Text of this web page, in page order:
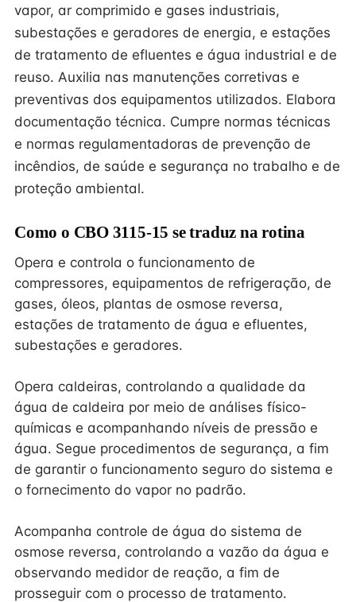
vapor, ar comprimido e gases industriais,
subestações e geradores de energia, e estações
de tratamento de efluentes e água industrial e de
reuso. Auxilia nas manutenções corretivas e
preventivas dos equipamentos utilizados. Elabora
documentação técnica. Cumpre normas técnicas
e normas regulamentadoras de prevenção de
incêndios, de saúde e segurança no trabalho e de
proteção ambiental.
Como o CBO 3115-15 se traduz na rotina
Opera e controla o funcionamento de
compressores, equipamentos de refrigeração, de
gases, óleos, plantas de osmose reversa,
estações de tratamento de água e efluentes,
subestações e geradores.
Opera caldeiras, controlando a qualidade da
água de caldeira por meio de análises físico-
químicas e acompanhando níveis de pressão e
água. Segue procedimentos de segurança, a fim
de garantir o funcionamento seguro do sistema e
o fornecimento do vapor no padrão.
Acompanha controle de água do sistema de
osmose reversa, controlando a vazão da água e
observando medidor de reação, a fim de
prosseguir com o processo de tratamento.